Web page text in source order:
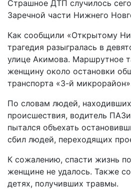
Страшное ДТП случилось
Заречной части Нижнего
Как сообщили «Открытому
трагедия разыгралась в
улице Акимова. Маршрутное
женщину около остановки
транспорта «3-й
По словам людей,
происшествия, водитель
пытался объехать
сбил людей, переходящих
К сожалению, спасти жизнь
женщине не удалось. Также
детях, получивших травмы.